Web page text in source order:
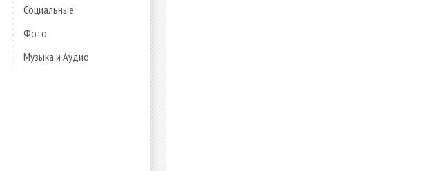
Социальные
Фото
Музыка и Аудио